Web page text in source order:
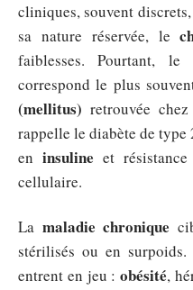
cliniques, souvent
sa nature réservée, le
faiblesses. Pourtant, le
correspond le plus
(mellitus) retrouvée
rappelle le diabète de
eninsuline et
cellulaire.
La maladie chronique
stérilisés ou en surpoids.
entrent en jeu : obésité,